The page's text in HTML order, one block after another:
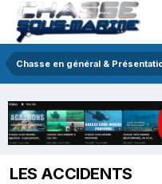
Chasse en général &
LES ACCIDENTS